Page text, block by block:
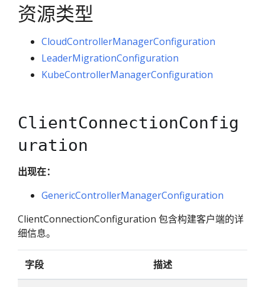
资源类型
CloudControllerManagerConfiguration
LeaderMigrationConfiguration
KubeControllerManagerConfiguration
ClientConnectionConfig
uration
出现在：
GenericControllerManagerConfiguration
ClientConnectionConfiguration 包含构建客户端的详
细信息。
字段 描述